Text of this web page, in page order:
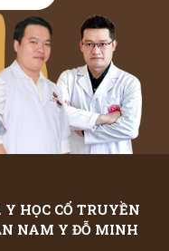
HỌC CỔ TRUYỀN
NAM Y ĐỖ MINH